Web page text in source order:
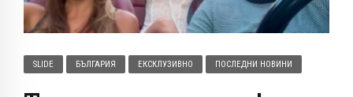
SLIDE БЪЛГАРИЯ ЕКСКЛУЗИВНО ПОСЛЕДНИ НОВИНИ